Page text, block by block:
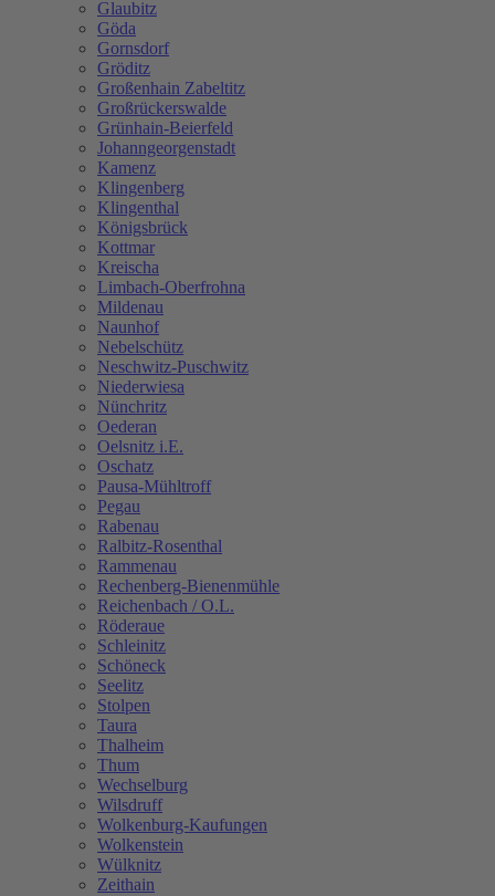
Glaubitz
Göda
Gornsdorf
Gröditz
Großenhain Zabeltitz
Großrückerswalde
Grünhain-Beierfeld
Johanngeorgenstadt
Kamenz
Klingenberg
Klingenthal
Königsbrück
Kottmar
Kreischa
Limbach-Oberfrohna
Mildenau
Naunhof
Nebelschütz
Neschwitz-Puschwitz
Niederwiesa
Nünchritz
Oederan
Oelsnitz i.E.
Oschatz
Pausa-Mühltroff
Pegau
Rabenau
Ralbitz-Rosenthal
Rammenau
Rechenberg-Bienenmühle
Reichenbach / O.L.
Röderaue
Schleinitz
Schöneck
Seelitz
Stolpen
Taura
Thalheim
Thum
Wechselburg
Wilsdruff
Wolkenburg-Kaufungen
Wolkenstein
Wülknitz
Zeithain